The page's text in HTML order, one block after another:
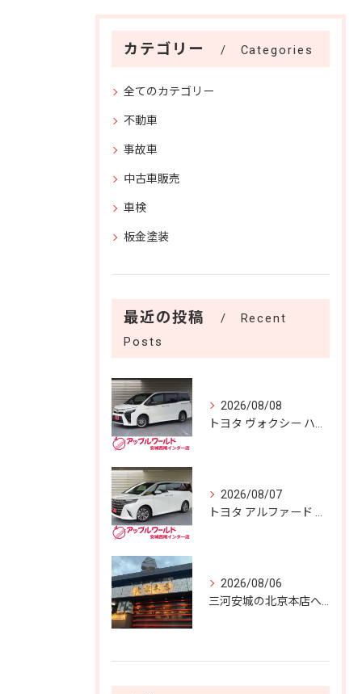
カテゴリー Categories
全てのカテゴリー
不動車
事故車
中古車販売
車検
板金塗装
最近の投稿
Recent
Posts
2026/08/08
2026/08/07
2026/08/06